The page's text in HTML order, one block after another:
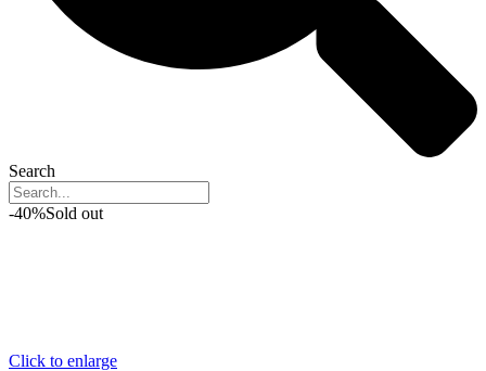
Search
-40%Sold out
Click to enlarge